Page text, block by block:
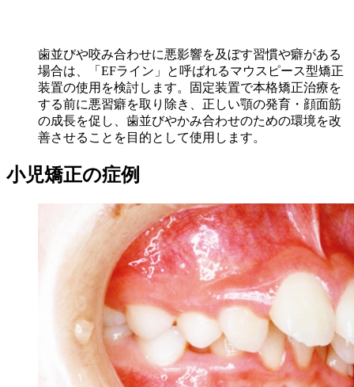
歯並びや咬み合わせに悪影響を及ぼす習慣や癖がある
場合は、「EFライン」と呼ばれるマウスピース型矯正
装置の使用を検討します。固定装置で本格矯正治療を
する前に悪習癖を取り除き、正しい顎の発育・顔面筋
の成長を促し、歯並びやかみ合わせのための環境を改
善させることを目的として使用します。
小児矯正の症例